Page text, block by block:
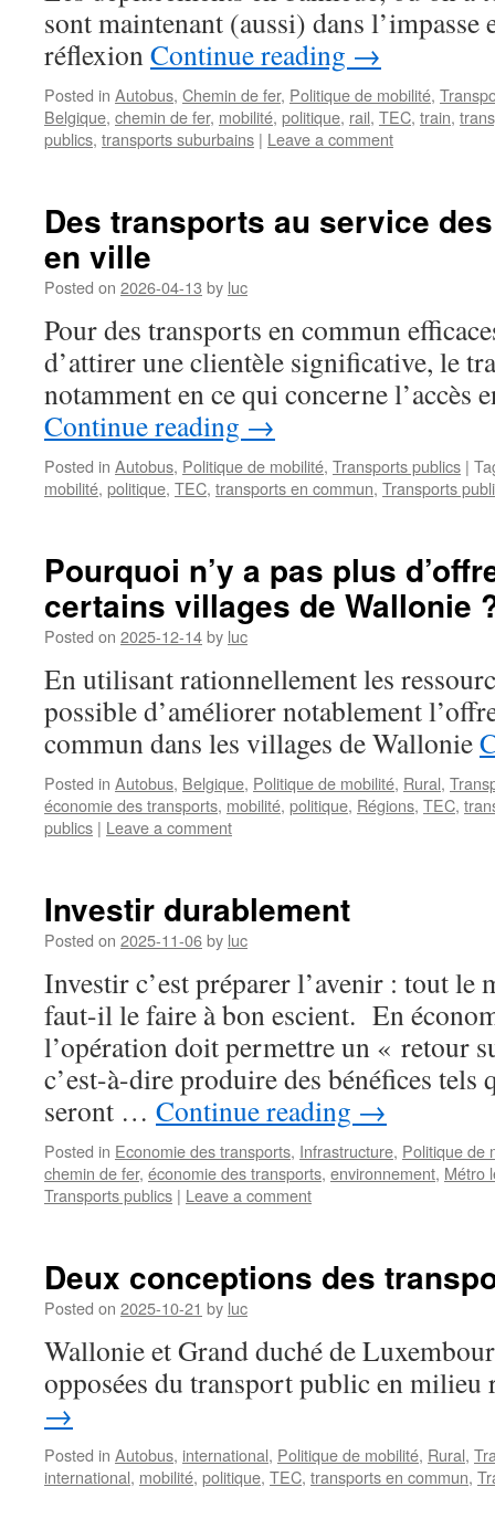
sont maintenant (aussi) dans
réflexionContinue reading →
Posted in Autobus, Chemin de fer, Politique de mobilité,
Belgique, chemin de fer, mobilité, politique, rail, TEC, train,
publics, transports suburbains | Leave a comment
Des transports au service
en ville
Posted on 2026-04-13 by luc
Pour des transports en commun
d’attirer une clientèle significative, le
notamment en ce qui concerne
Continue reading →
Posted in Autobus, Politique de mobilité, Transports publics |
mobilité, politique, TEC, transports en commun, Transports
Pourquoi n’y a pas plus
certains villages de Wallonie
Posted on 2025-12-14by luc
En utilisant rationnellement les
possible d’améliorer notablement
commun dans les villages de Wallonie
Posted in Autobus, Belgique, Politique de mobilité, Rural,
économie des transports, mobilité, politique, Régions, TEC,
publics | Leave a comment
Investir durablement
Posted on 2025-11-06by luc
Investir c’est préparer l’avenir : tout le
faut-il le faire à bon escient. En
l’opération doit permettre un « retour
c’est-à-dire produire des bénéfices tels
seront … Continue reading →
Posted in Economie des transports, Infrastructure, Politique de
chemin de fer, économie des transports, environnement, Métro
Transports publics | Leave a comment
Deux conceptions des
Posted on 2025-10-21 by luc
Wallonie et Grand duché de
opposées du transport public en
→
Posted in Autobus, international, Politique de mobilité, Rural,
international, mobilité, politique, TEC, transports en commun,